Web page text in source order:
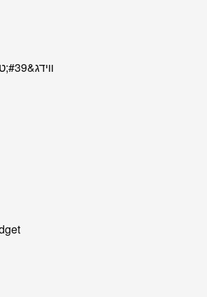
ווידג&#39;טים הניתנים להטמעה